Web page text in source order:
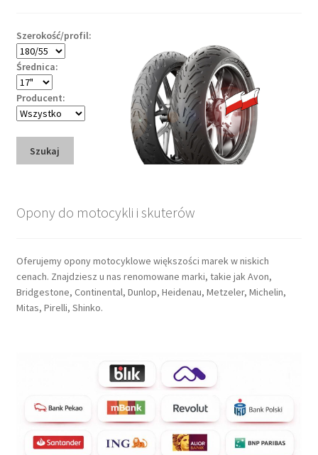
Szerokość/profil:
Średnica:
Producent:
Szukaj
Opony do motocykli i skuterów
Oferujemy opony motocyklowe większości marek w niskich
cenach. Znajdziesz u nas renomowane marki, takie jak Avon,
Bridgestone, Continental, Dunlop, Heidenau, Metzeler, Michelin,
Mitas, Pirelli, Shinko.